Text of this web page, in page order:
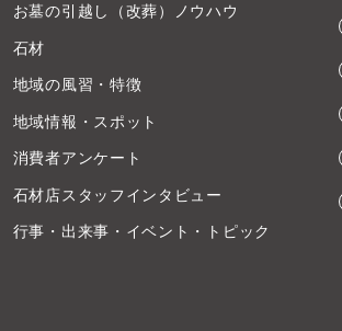
お墓の引越し（改葬）ノウハウ
石材
地域の風習・特徴
地域情報・スポット
消費者アンケート
石材店スタッフインタビュー
行事・出来事・イベント・トピック